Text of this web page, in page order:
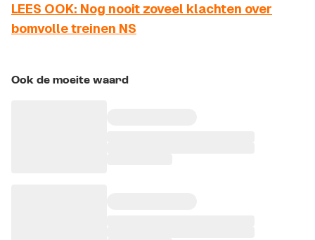
LEES OOK: Nog nooit zoveel klachten over
bomvolle treinen NS
Ook de moeite waard